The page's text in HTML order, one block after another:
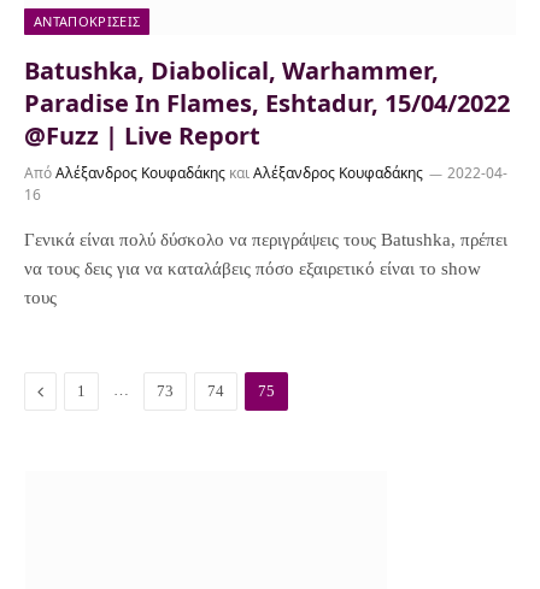
ΑΝΤΑΠΟΚΡΊΣΕΙΣ
Batushka, Diabolical, Warhammer,
Paradise In Flames, Eshtadur, 15/04/2022
@Fuzz | Live Report
ΑπόΑλέξανδρος Κουφαδάκης καιΑλέξανδρος Κουφαδάκης
2022-04-
16
Γενικά είναι πολύ δύσκολο να περιγράψεις τους Batushka, πρέπει
να τους δεις για να καταλάβεις πόσο εξαιρετικό είναι το show
τους
P
1 … 73 74 75